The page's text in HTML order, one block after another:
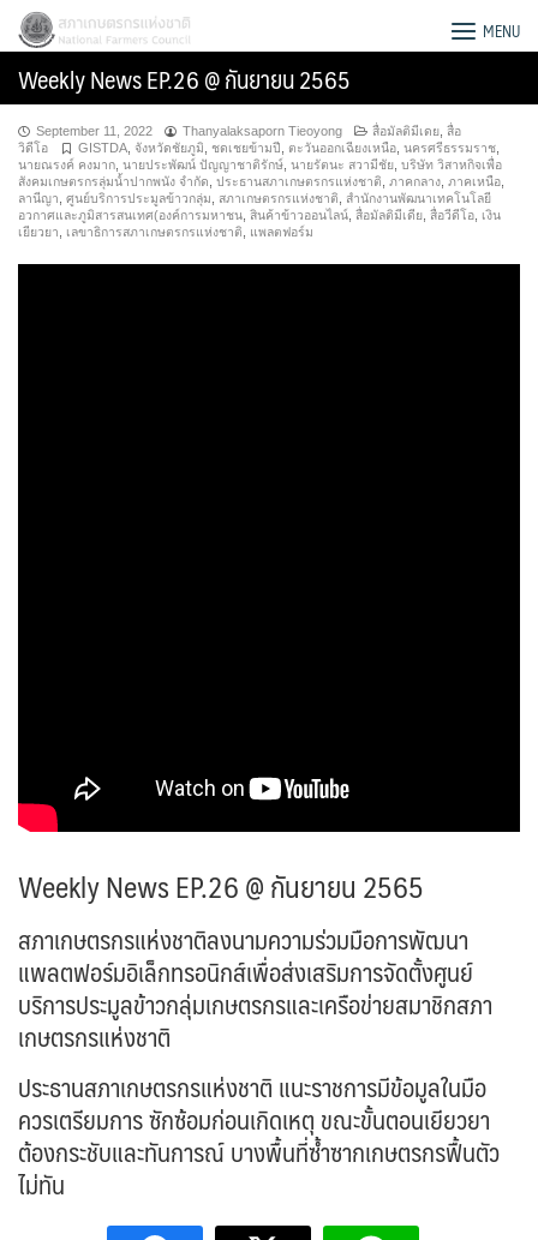
Skip
content
สภาเกษตรกรแห่งชาติ MENU
Weekly News EP.26 @ กันยายน 2565
September 11, 2022 Thanyalaksaporn Tieoyong สื่อมัลติมีเดย สื่อ
วิดีโอ
GISTDA จังหวัดชัยภูมิ ชดเชยข้ามปี ตะวันออกเฉียงเหนือ นครศรีธรรมราช
นายณรงค์ คงมาก นายประพัฒน์ ปัญญาชาติรักษ์ นายรัตนะ สวามีชัย บริษัท วิสาหกิจเพื่อ
สังคมเกษตรกรลุ่มน้ำปากพนัง จำกัด ประธานสภาเกษตรกรแห่งชาติ ภาคกลาง ภาคเหนือ
ลานีญา ศูนย์บริการประมูลข้าวกลุ่ม สภาเกษตรกรแห่งชาติ
สำนักงานพัฒนาเทคโนโลยี
อวกาศและภูมิสารสนเทศ(องค์การมหาชน สินค้าข้าวออนไลน์ สื่อมัลติมีเดีย สื่อวีดีโอ เงิน
เยียวยา
เลขาธิการสภาเกษตรกรแห่งชาติ แพลตฟอร์ม
Weekly News EP.26 @ กันยายน 2565
สภาเกษตรกรแห่งชาติลงนามความร่วมมือการพัฒนา
แพลตฟอร์มอิเล็กทรอนิกส์เพื่อส่งเสริมการจัดตั้งศูนย์
บริการประมูลข้าวกลุ่มเกษตรกรและเครือข่ายสมาชิกสภา​
เกษตรกร​แห่งชาติ
ประธานสภา​เกษตรกร​แห่งชาติ แนะราชการมีข้อมูลในมือ
ควรเตรียมการ ซักซ้อมก่อนเกิดเหตุ ขณะขั้นตอนเยียวยา
ต้องกระชับและทันการณ์ บางพื้นที่ซ้ำซากเกษตรกรฟื้นตัว
ไม่ทัน